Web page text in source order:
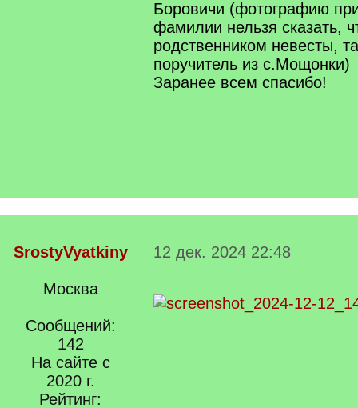
Боровичи (фотографию
фамилии нельзя сказать,
родственником невесты,
поручитель из с.Мощонки)
Заранее всем спасибо!
SrostyVyatkiny
Москва
Сообщений:
142
На сайте с
2020 г.
Рейтинг:
12 дек. 2024 22:48